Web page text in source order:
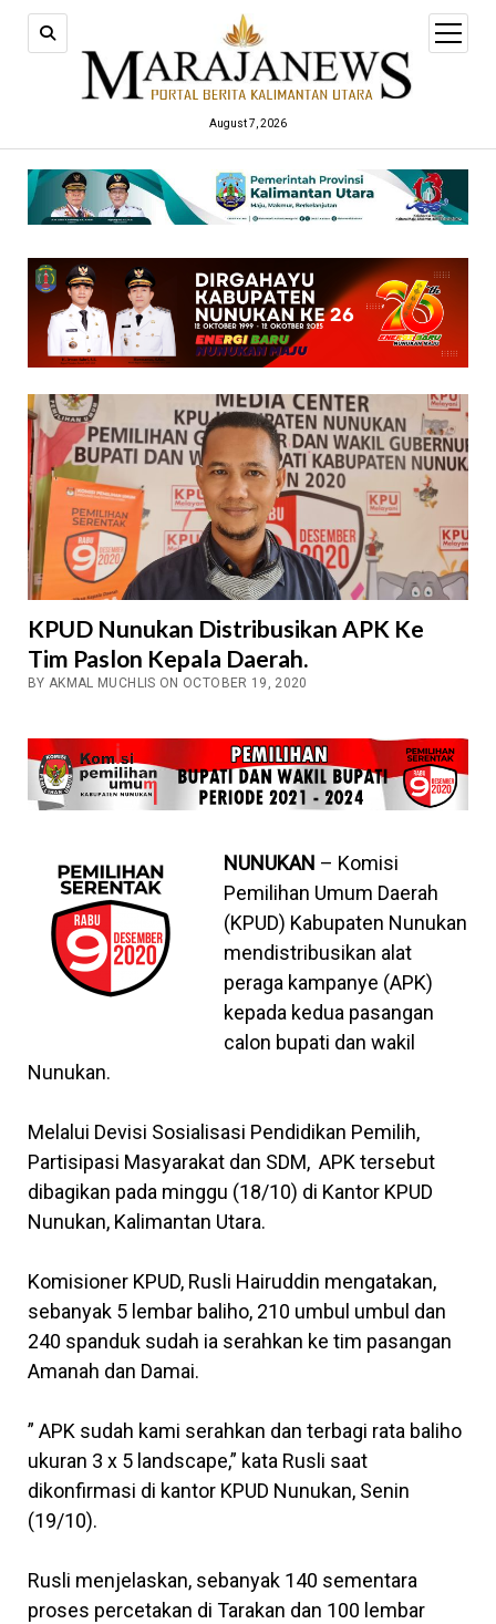
August 7, 2026
open
menu
KPUD Nunukan Distribusikan APK Ke
Tim Paslon Kepala Daerah.
BY AKMAL MUCHLIS ON OCTOBER 19, 2020
NUNUKAN – Komisi
Pemilihan Umum Daerah
(KPUD) Kabupaten Nunukan
mendistribusikan alat
peraga kampanye (APK)
kepada kedua pasangan
calon bupati dan wakil
Nunukan.
Melalui Devisi Sosialisasi Pendidikan Pemilih,
Partisipasi Masyarakat dan SDM, APK tersebut
dibagikan pada minggu (18/10) di Kantor KPUD
Nunukan, Kalimantan Utara.
Komisioner KPUD, Rusli Hairuddin mengatakan,
sebanyak 5 lembar baliho, 210 umbul umbul dan
240 spanduk sudah ia serahkan ke tim pasangan
Amanah dan Damai.
” APK sudah kami serahkan dan terbagi rata baliho
ukuran 3 x 5 landscape,” kata Rusli saat
dikonfirmasi di kantor KPUD Nunukan, Senin
(19/10).
Rusli menjelaskan, sebanyak 140 sementara
proses percetakan di Tarakan dan 100 lembar